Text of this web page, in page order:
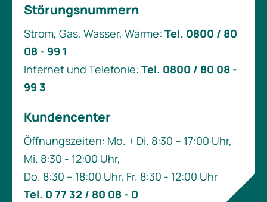
Störungsnummern
Strom, Gas, Wasser, Wärme: Tel. 0800 / 80
08 - 99 1
Internet und Telefonie: Tel. 0800 / 80 08 -
99 3
Kundencenter
Öffnungszeiten: Mo. + Di. 8:30 – 17:00 Uhr,
Mi. 8:30 - 12:00 Uhr,
Do. 8:30 – 18:00 Uhr, Fr. 8:30 - 12:00 Uhr
Tel. 0 77 32 / 80 08 - 0